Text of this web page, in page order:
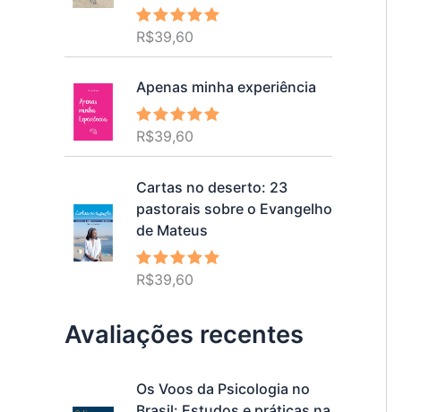
Avaliação
R$39,60
Apenas minha experiência
Avaliação
R$39,60
Cartas no deserto: 23
pastorais sobre o Evangelho
de Mateus
Avaliação
R$39,60
Avaliações recentes
Os Voos da Psicologia no